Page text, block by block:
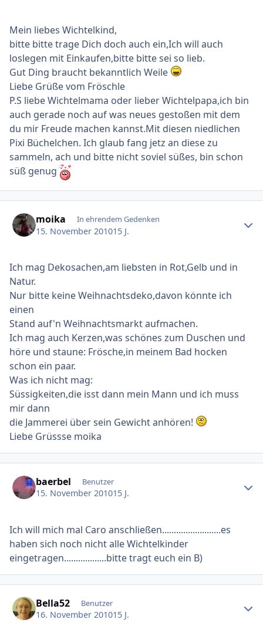
Mein liebes Wichtelkind,
bitte bitte trage Dich doch auch ein,Ich will auch
loslegen mit Einkaufen,bitte bitte sei so lieb.
Gut Ding braucht bekanntlich Weile
Liebe Grüße vom Fröschle
P.S liebe Wichtelmama oder lieber Wichtelpapa,ich bin
auch gerade noch auf was neues gestoßen mit dem
du mir Freude machen kannst.Mit diesen niedlichen
Pixi Büchelchen. Ich glaub fang jetz an diese zu
sammeln, ach und bitte nicht soviel süßes, bin schon
süß genug
moika In ehrendem Gedenken
15. November 201015 J.
Ich mag Dekosachen,am liebsten in Rot,Gelb und in
Natur.
Nur bitte keine Weihnachtsdeko,davon könnte ich
einen
Stand auf'n Weihnachtsmarkt aufmachen.
Ich mag auch Kerzen,was schönes zum Duschen und
höre und staune: Frösche,in meinem Bad hocken
schon ein paar.
Was ich nicht mag:
Süssigkeiten,die isst dann mein Mann und ich muss
mir dann
die Jammerei über sein Gewicht anhören!
Liebe Grüssse moika
baerbel Benutzer
15. November 201015 J.
Ich will mich mal Caro anschließen.........................es
haben sich noch nicht alle Wichtelkinder
eingetragen..................bitte tragt euch ein B)
Bella52 Benutzer
16. November 201015 J.